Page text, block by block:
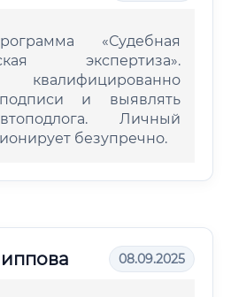
«Судебная
экспертиза».
подписи и выявлять
Личный
безупречно.
08.09.2025